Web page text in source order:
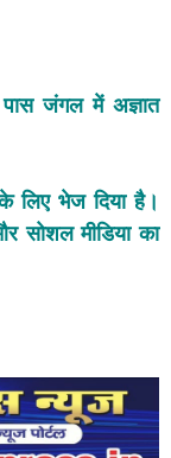
पास जंगल में अज्ञात
लिए भेज दिया है।
सोशल मीडिया का